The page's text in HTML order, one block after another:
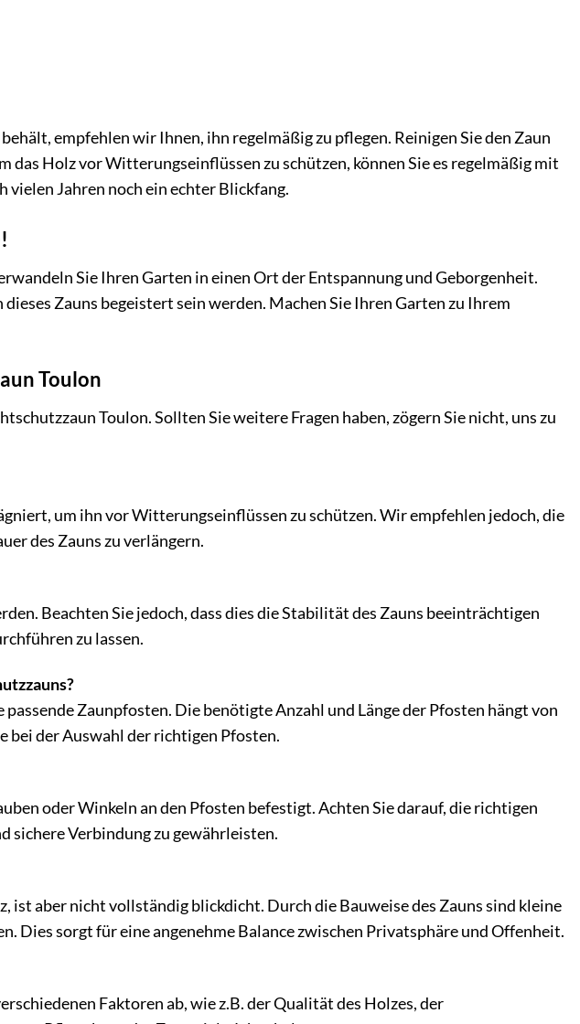
empfehlen wir Ihnen, ihn regelmäßig zu pflegen. Reinigen Sie den Zaun
Holz vor Witterungseinflüssen zu schützen, können Sie es regelmäßig mit
vielen Jahren noch ein echter Blickfang.
Sie Ihren Garten in einen Ort der Entspannung und Geborgenheit.
Zauns begeistert sein werden. Machen Sie Ihren Garten zu Ihrem
Toulon
Toulon. Sollten Sie weitere Fragen haben, zögern Sie nicht, uns zu
um ihn vor Witterungseinflüssen zu schützen. Wir empfehlen jedoch, die
des Zauns zu verlängern.
Beachten Sie jedoch, dass dies die Stabilität des Zauns beeinträchtigen
zu lassen.
Zaunpfosten. Die benötigte Anzahl und Länge der Pfosten hängt von
bei der Auswahl der richtigen Pfosten.
oder Winkeln an den Pfosten befestigt. Achten Sie darauf, die richtigen
sichere Verbindung zu gewährleisten.
ist aber nicht vollständig blickdicht. Durch die Bauweise des Zauns sind kleine
Dies sorgt für eine angenehme Balance zwischen Privatsphäre und Offenheit.
Faktoren ab, wie z.B. der Qualität des Holzes, der